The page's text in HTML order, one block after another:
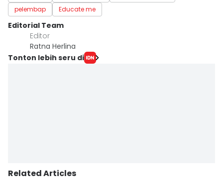
pelembap
Educate me
Editorial Team
Editor
Ratna Herlina
Tonton lebih seru di
Related Articles